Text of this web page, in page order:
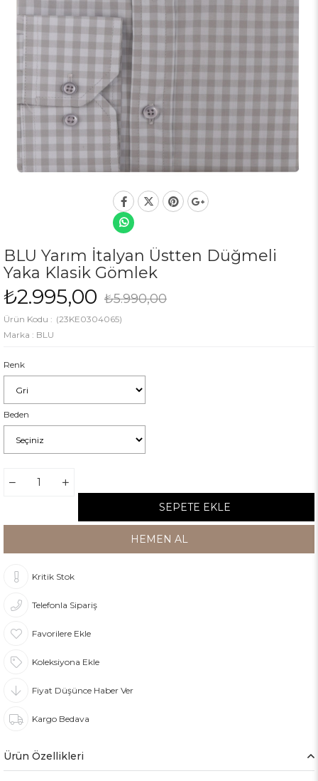
BLU Yarım İtalyan Üstten Düğmeli
Yaka Klasik Gömlek
₺5.990,00
₺2.995,00
(23KE0304065)
Marka : BLU
Renk
Beden
Kritik Stok
Telefonla Sipariş
Favorilere Ekle
Koleksiyona Ekle
Fiyat Düşünce Haber Ver
Kargo Bedava
Ürün Özellikleri